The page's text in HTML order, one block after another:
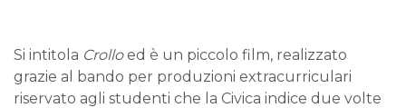
Si intitola Crolloed è un piccolo film, realizzato
grazie al bando per produzioni extracurriculari
riservato agli studenti che la Civica indice due volte